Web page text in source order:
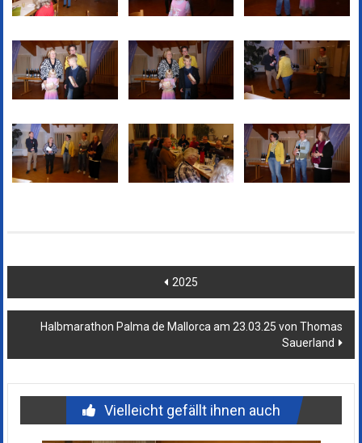
Beitragsnavigation
2025
Halbmarathon Palma de Mallorca am 23.03.25 von Thomas
Sauerland
Vielleicht gefällt ihnen auch